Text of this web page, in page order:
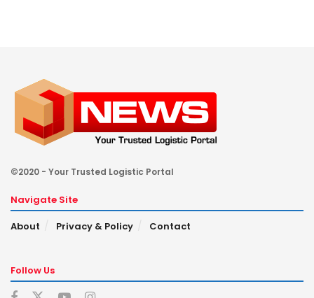
©2020 - Your Trusted Logistic Portal
Navigate Site
About
Privacy & Policy Contact
Follow Us